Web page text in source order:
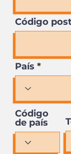
Código
País
Código
de país